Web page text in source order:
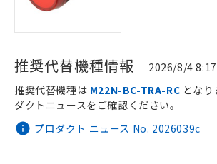
推奨代替機種情報 2026/8/4
プロダクト ニュース No. 2026039c
推奨代替機種は M22N-BC-TRA-RC とな
ダクトニュースをご確認ください。